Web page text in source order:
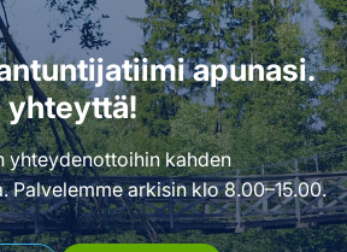
apunasi.
yhteydenottoihin kahden
Palvelemme arkisin klo 8.00–15.00.